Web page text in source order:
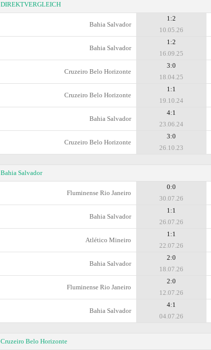
DIREKTVERGLEICH
Bahia Salvador
1:2
10.05.26
Bahia Salvador
1:2
16.09.25
Cruzeiro Belo Horizonte
3:0
18.04.25
Cruzeiro Belo Horizonte
1:1
19.10.24
Bahia Salvador
4:1
23.06.24
Cruzeiro Belo Horizonte
3:0
26.10.23
Bahia Salvador
Fluminense Rio Janeiro
0:0
30.07.26
Bahia Salvador
1:1
26.07.26
Atlético Mineiro
1:1
22.07.26
Bahia Salvador
2:0
18.07.26
Fluminense Rio Janeiro
2:0
12.07.26
Bahia Salvador
4:1
04.07.26
Cruzeiro Belo Horizonte